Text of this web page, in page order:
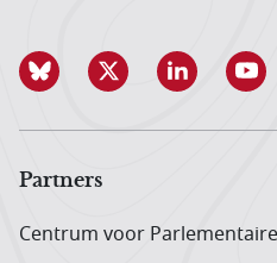
Partners
Centrum voor